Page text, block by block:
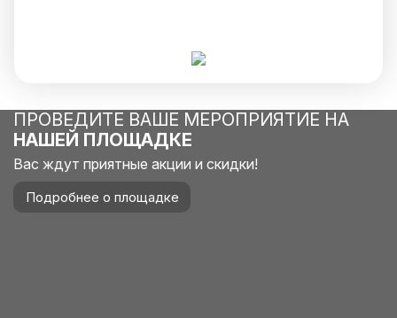
ПРОВЕДИТЕ ВАШЕ МЕРОПРИЯТИЕ НА
НАШЕЙ ПЛОЩАДКЕ
Вас ждут приятные акции и скидки!
Подробнее о площадке